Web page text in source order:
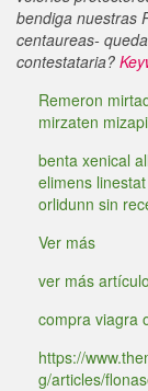
bendiga nuestras
centaureas-
contestataria?
Remeron
mirzaten
benta xenical
elimens
orlidunn sin
Ver más
ver más
compra viagra
https://
g/articles/